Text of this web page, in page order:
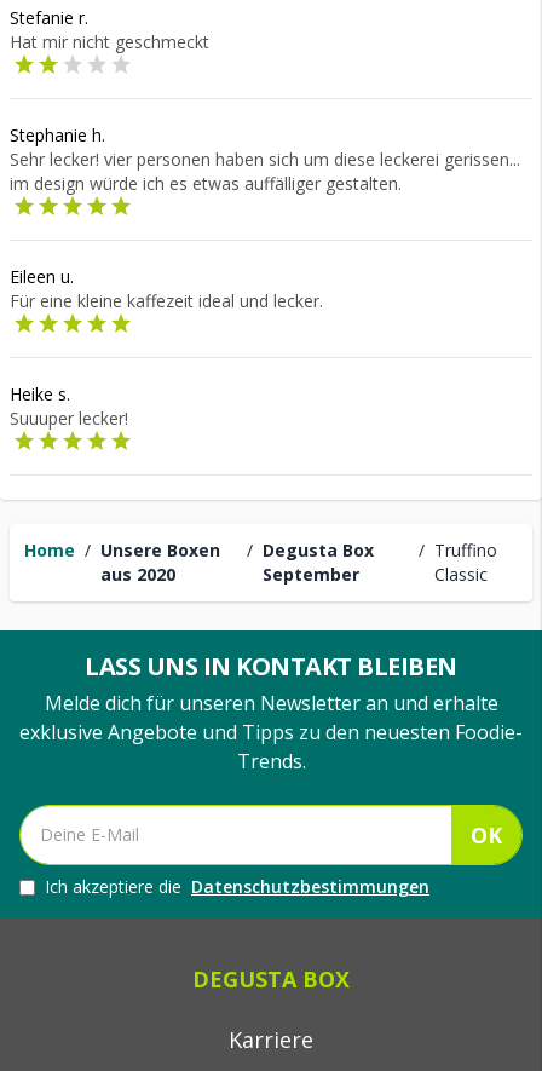
Home / Unsere Boxen
aus 2020
/ Degusta Box
September
/ Truffino
Classic
Stefanie r.
Hat mir nicht geschmeckt
Stephanie h.
Sehr lecker! vier personen haben sich um diese leckerei gerissen...
im design würde ich es etwas auffälliger gestalten.
Eileen u.
Für eine kleine kaffezeit ideal und lecker.
Heike s.
Suuuper lecker!
LASS UNS IN KONTAKT BLEIBEN
Melde dich für unseren Newsletter an und erhalte
exklusive Angebote und Tipps zu den neuesten Foodie-
Trends.
OK
Ich akzeptiere die Datenschutzbestimmungen
DEGUSTA BOX
Karriere